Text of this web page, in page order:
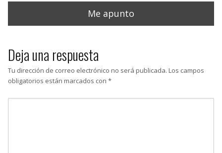
Deja una respuesta
Tu dirección de correo electrónico no será publicada. Los campos
obligatorios están marcados con *